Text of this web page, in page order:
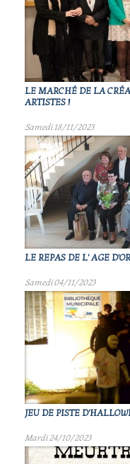
LE MARCHÉ DE LA
ARTISTES !
Samedi 18/11/2023
LE REPAS DE L' AGE
Samedi 04/11/2023
JEU DE PISTE
Mardi 24/10/2023